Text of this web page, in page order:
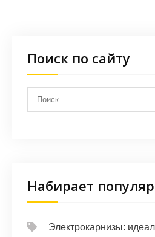
Поиск по сайту
Набирает
Электрокарнизы: